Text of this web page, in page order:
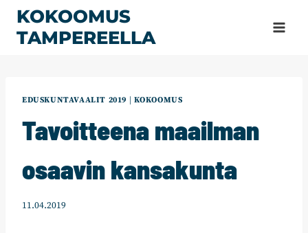
Siirry
sisältöön
KOKOOMUS
TAMPEREELLA
EDUSKUNTAVAALIT 2019 KOKOOMUS
Tavoitteena maailman
osaavin kansakunta
11.04.2019